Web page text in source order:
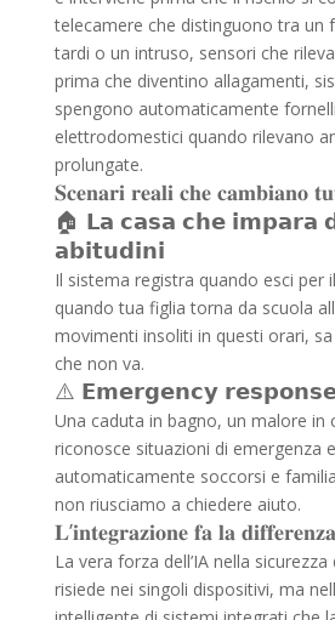
telecamere che distinguono tra un
tardi o un intruso, sensori che
prima che diventino allagamenti,
spengono automaticamente
elettrodomestici quando rilevano
prolungate.
𝐒𝐜𝐞𝐧𝐚𝐫𝐢 𝐫𝐞𝐚𝐥𝐢 𝐜𝐡𝐞 𝐜𝐚𝐦𝐛𝐢𝐚𝐧𝐨
🏠 𝗟𝗮 𝗰𝗮𝘀𝗮 𝗰𝗵𝗲 𝗶𝗺𝗽𝗮𝗿𝗮
𝗮𝗯𝗶𝘁𝘂𝗱𝗶𝗻𝗶
Il sistema registra quando esci per
quando tua figlia torna da scuola
movimenti insoliti in questi orari, sa
che non va.
⚠️ 𝗘𝗺𝗲𝗿𝗴𝗲𝗻𝗰𝘆
Una caduta in bagno, un malore in
riconosce situazioni di emergenza
automaticamente soccorsi e
non riusciamo a chiedere aiuto.
𝐋’𝐢𝐧𝐭𝐞𝐠𝐫𝐚𝐳𝐢𝐨𝐧𝐞 𝐟𝐚 𝐥𝐚 𝐝𝐢𝐟𝐟𝐞𝐫𝐞𝐧𝐳𝐚
La vera forza dell’IA nella
risiede nei singoli dispositivi, ma